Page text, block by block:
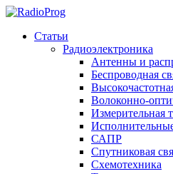
Статьи
Радиоэлектроника
Антенны и
Беспроводная
Волоконно-
Измерительная
САПР
Спутниковая
Схемотехника